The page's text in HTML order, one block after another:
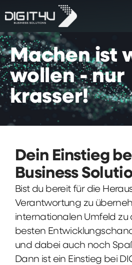
Machen ist
wollen - nur
krasser!
Dein Einstieg
Business
Bist du bereit für die
Verantwortung zu
internationalen Umfeld zu
besten
und dabei auch noch
Dann ist ein Einstieg bei